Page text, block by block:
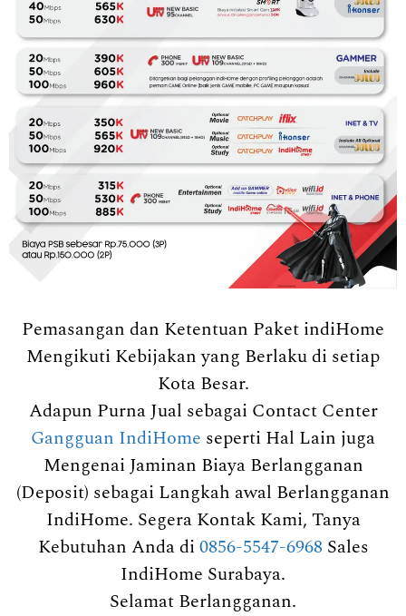
Pemasangan dan Ketentuan Paket indiHome
Mengikuti Kebijakan yang Berlaku di setiap
Kota Besar.
Adapun Purna Jual sebagai Contact Center
Gangguan IndiHome seperti Hal Lain juga
Mengenai Jaminan Biaya Berlangganan
(Deposit) sebagai Langkah awal Berlangganan
IndiHome. Segera Kontak Kami, Tanya
Kebutuhan Anda di 0856-5547-6968Sales
IndiHome Surabaya.
Selamat Berlangganan.